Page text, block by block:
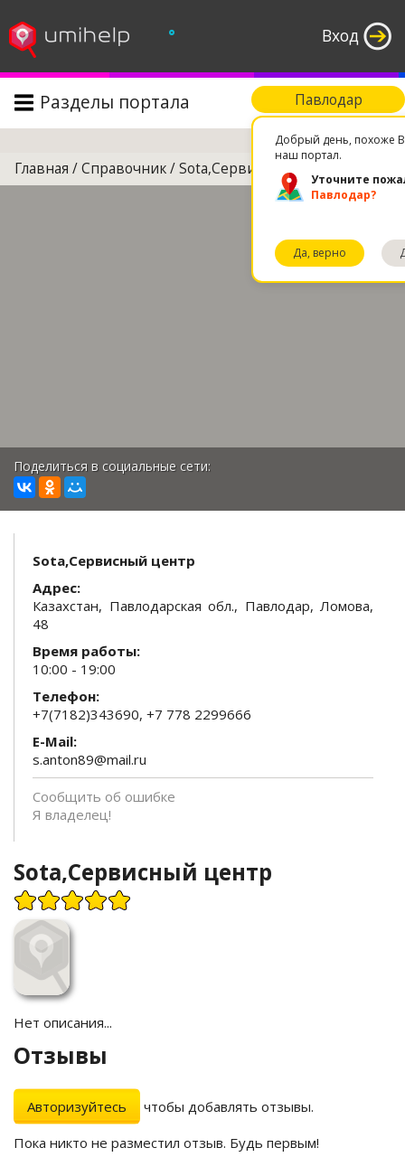
Вход
°
Павлодар
Добрый день, похоже
наш портал.
Уточните
Павлодар?
Да, верно
Разделы портала Поиск
Главная /Справочник/Sota,Сервисный центр
Поделиться в социальные сети:
Sota,Сервисный центр
Адрес:
Казахстан, Павлодарская обл., Павлодар, Ломова,
48
Время работы:
10:00 - 19:00
Телефон:
+7(7182)343690, +7 778 2299666
E-Mail:
s.anton89@mail.ru
Сообщить об ошибке
Я владелец!
Sota,Сервисный центр
Нет описания...
Отзывы
Авторизуйтесь
чтобы добавлять отзывы.
Пока никто не разместил отзыв. Будь первым!